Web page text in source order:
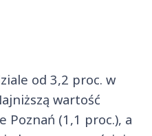
od 3,2 proc. w
wartość
Poznań (1,1 proc.), a